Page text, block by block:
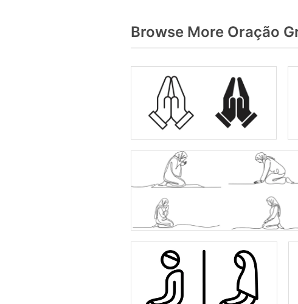
Browse More Oração